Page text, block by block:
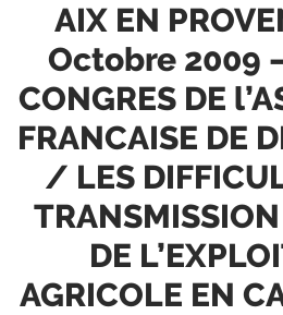
AIX EN
Octobre 2009
CONGRES DE
FRANCAISE DE
/ LES
DE
AGRICOLE EN